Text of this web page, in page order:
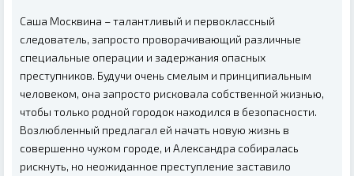
Саша Москвина – талантливый и первоклассный
следователь, запросто проворачивающий различные
специальные операции и задержания опасных
преступников. Будучи очень смелым и принципиальным
человеком, она запросто рисковала собственной жизнью,
чтобы только родной городок находился в безопасности.
Возлюбленный предлагал ей начать новую жизнь в
совершенно чужом городе, и Александра собиралась
рискнуть, но неожиданное преступление заставило